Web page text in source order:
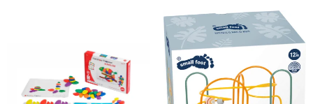
Pregătire pentru școală
Pregătirea scrierii de mână
Secventialitate